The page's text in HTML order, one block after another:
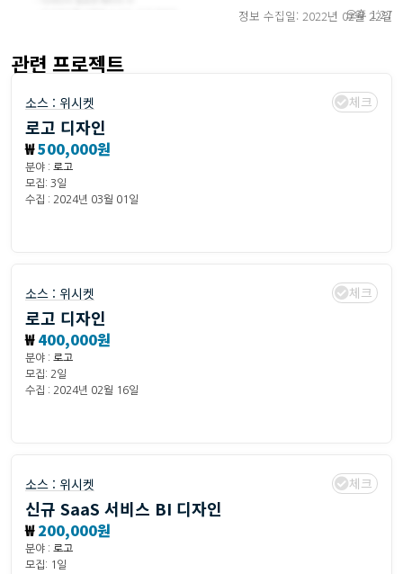
정보 수집일: 2022년 02월 22일
오후 1:27
관련 프로젝트
소스 : 위시켓 체크
로고 디자인
₩500,000원
분야 : 로고
모집: 3일
수집 : 2024년 03월 01일
소스 : 위시켓 체크
로고 디자인
₩400,000원
분야 : 로고
모집: 2일
수집 : 2024년 02월 16일
소스 : 위시켓 체크
신규 SaaS 서비스 BI 디자인
₩200,000원
분야 : 로고
모집: 1일